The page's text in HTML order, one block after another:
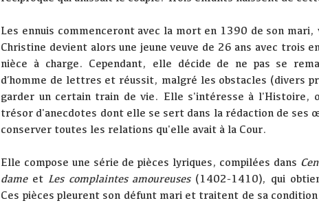
Les ennuis commenceront avec la mort en 1390 de son mari,
Christine devient alors une jeune veuve de 26 ans avec trois
nièce à charge. Cependant, elle décide de ne pas se
d’homme de lettres et réussit, malgré les obstacles (divers
garder un certain train de vie. Elle s'intéresse à l'Histoire,
trésor d'anecdotes dont elle se sert dans la rédaction de ses
conserver toutes les relations qu'elle avait à la Cour.
Elle compose une série de pièces lyriques, compilées dans
dameet Les complaintes amoureuses(1402-1410), qui
Ces pièces pleurent son défunt mari et traitent de sa